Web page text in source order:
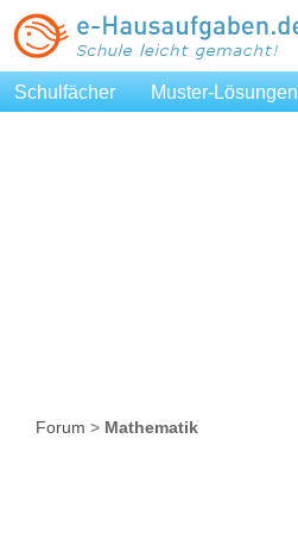
Schulfächer Muster-Lösungen
Forum > Mathematik